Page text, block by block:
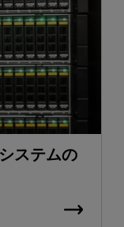
ステムの